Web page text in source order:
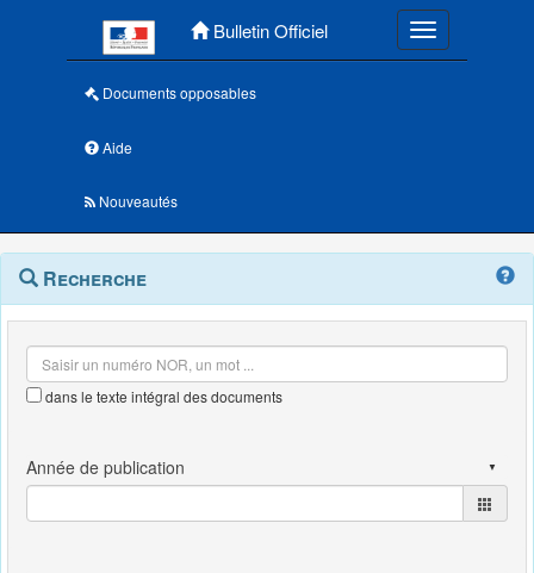
Bulletin Officiel Toggle
Documents opposables
Aide
Nouveautés
Navigation
outils
Menu
contextuel
Recherche
dans le texte intégral des documents